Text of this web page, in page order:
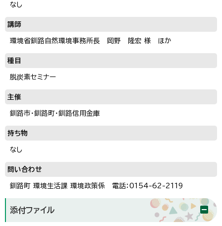
なし
講師
環境省釧路自然環境事務所長 岡野 隆宏 様 ほか
種目
脱炭素セミナー
主催
釧路市・釧路町・釧路信用金庫
持ち物
なし
問い合わせ
釧路町 環境生活課 環境政策係 電話：0154-62-2119
添付ファイル